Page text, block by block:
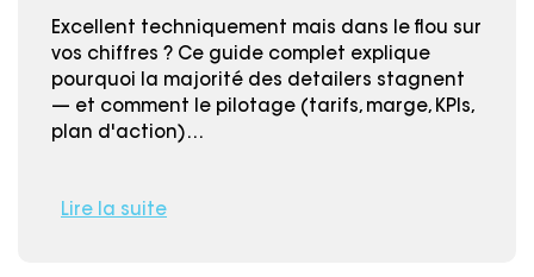
Excellent techniquement mais dans le flou sur
vos chiffres ? Ce guide complet explique
pourquoi la majorité des detailers stagnent
— et comment le pilotage (tarifs, marge, KPIs,
plan d'action)…
Lire la suite